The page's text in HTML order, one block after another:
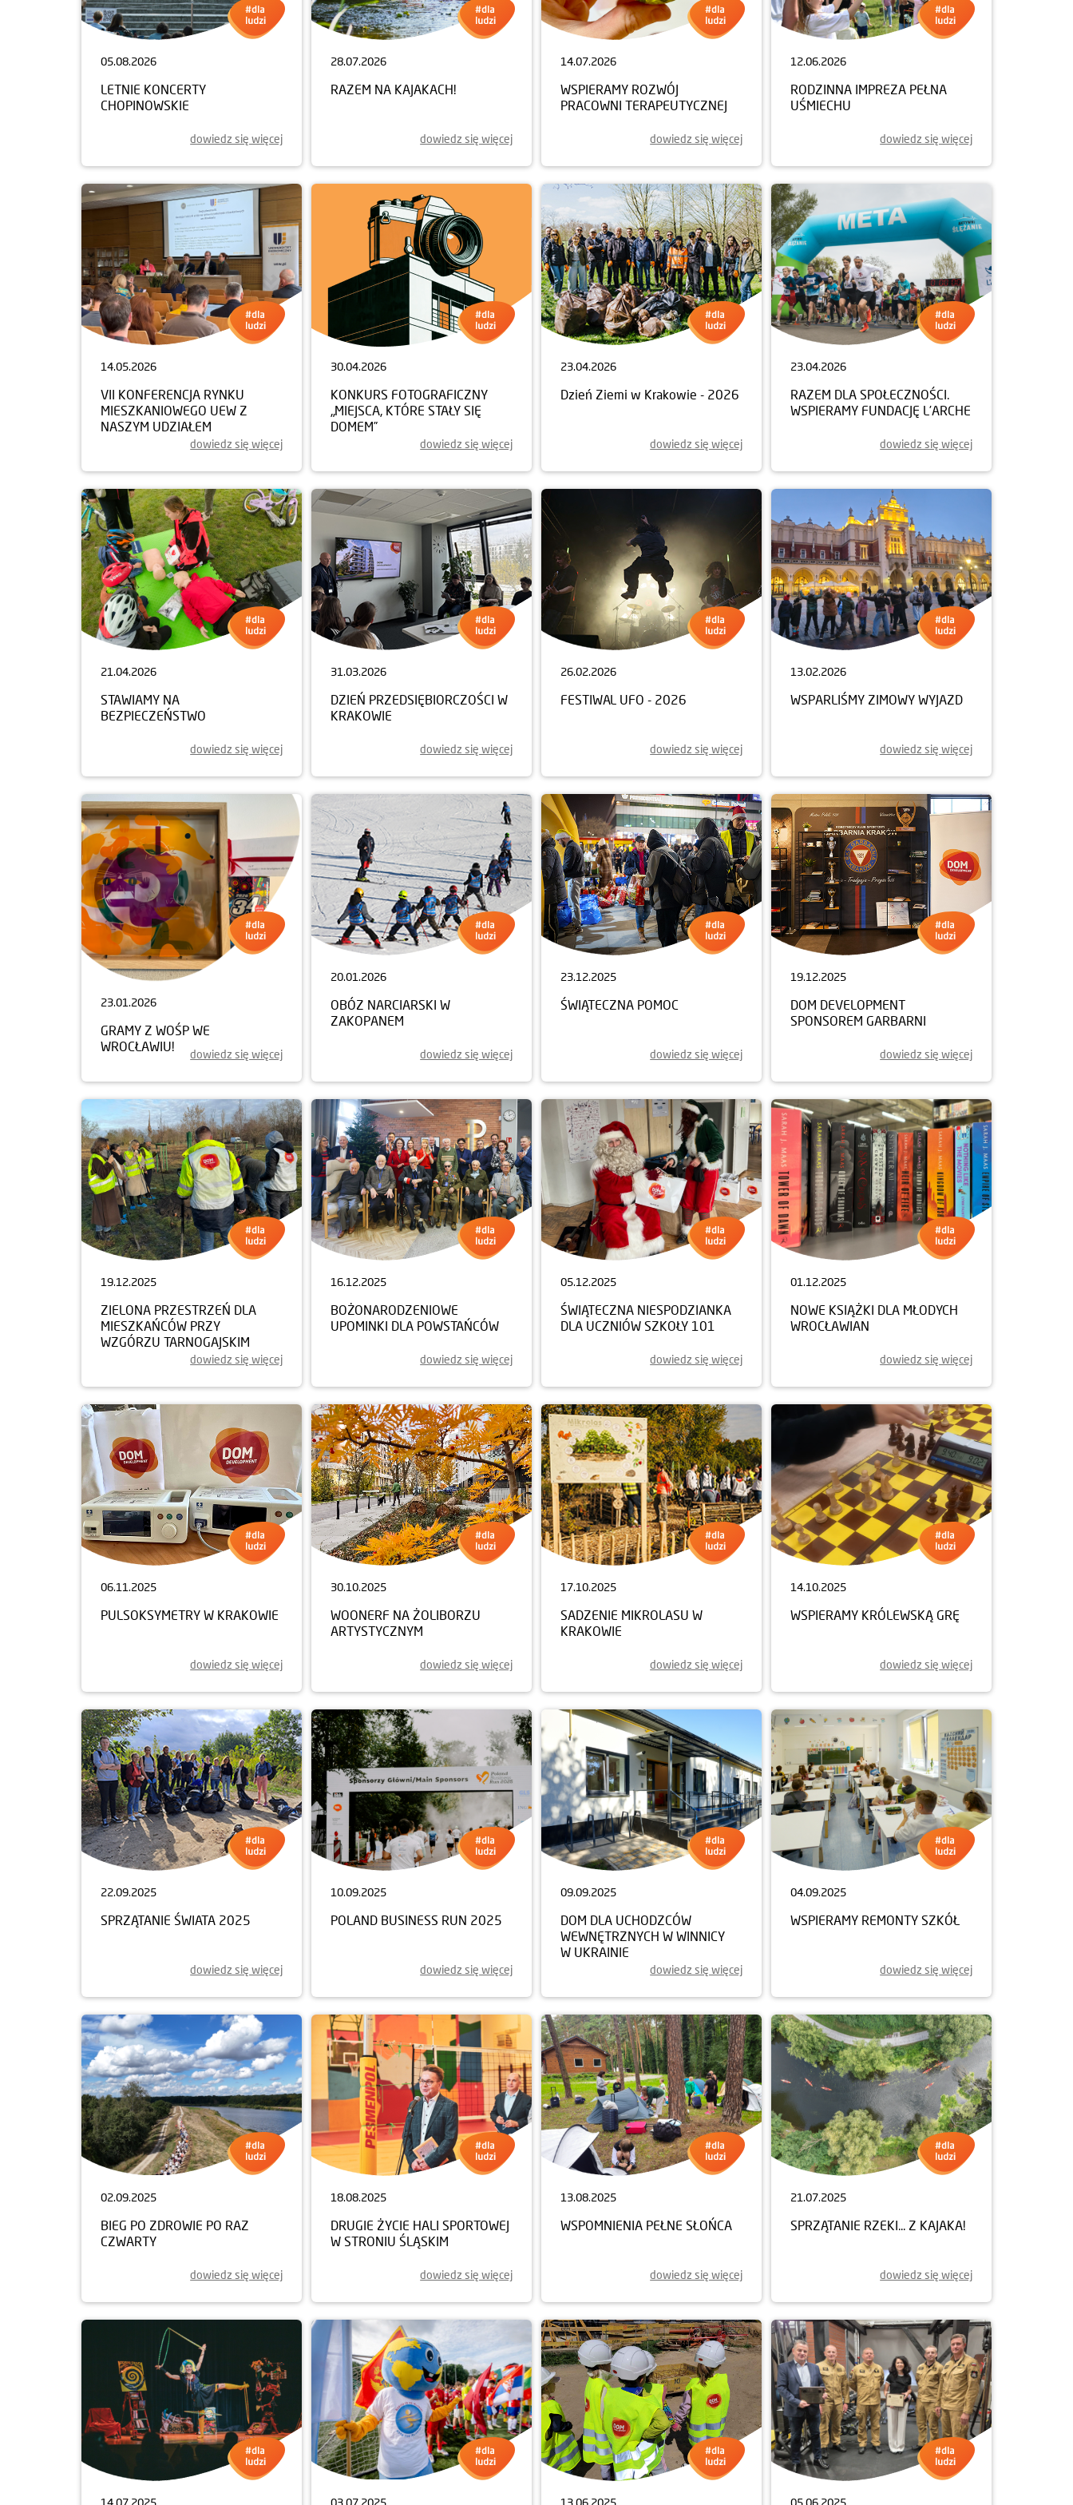
05.08.2026
LETNIE KONCERTY
CHOPINOWSKIE
dowiedz się więcej
28.07.2026
RAZEM NA KAJAKACH!
dowiedz się więcej
14.07.2026
WSPIERAMY ROZWÓJ
PRACOWNI TERAPEUTYCZNEJ
dowiedz się więcej
12.06.2026
RODZINNA IMPREZA PEŁNA
UŚMIECHU
dowiedz się więcej
14.05.2026
VII KONFERENCJA RYNKU
MIESZKANIOWEGO UEW Z
NASZYM UDZIAŁEM
dowiedz się więcej
30.04.2026
KONKURS FOTOGRAFICZNY
„MIEJSCA, KTÓRE STAŁY SIĘ
DOMEM”
dowiedz się więcej
23.04.2026
Dzień Ziemi w Krakowie - 2026
dowiedz się więcej
23.04.2026
RAZEM DLA SPOŁECZNOŚCI.
WSPIERAMY FUNDACJĘ L’ARCHE
dowiedz się więcej
21.04.2026
STAWIAMY NA
BEZPIECZEŃSTWO
dowiedz się więcej
31.03.2026
DZIEŃ PRZEDSIĘBIORCZOŚCI W
KRAKOWIE
dowiedz się więcej
26.02.2026
FESTIWAL UFO - 2026
dowiedz się więcej
13.02.2026
WSPARLIŚMY ZIMOWY WYJAZD
dowiedz się więcej
23.01.2026
GRAMY Z WOŚP WE
WROCŁAWIU!
dowiedz się więcej
20.01.2026
OBÓZ NARCIARSKI W
ZAKOPANEM
dowiedz się więcej
23.12.2025
ŚWIĄTECZNA POMOC
dowiedz się więcej
19.12.2025
DOM DEVELOPMENT
SPONSOREM GARBARNI
dowiedz się więcej
19.12.2025
ZIELONA PRZESTRZEŃ DLA
MIESZKAŃCÓW PRZY
WZGÓRZU TARNOGAJSKIM
dowiedz się więcej
16.12.2025
BOŻONARODZENIOWE
UPOMINKI DLA POWSTAŃCÓW
dowiedz się więcej
05.12.2025
ŚWIĄTECZNA NIESPODZIANKA
DLA UCZNIÓW SZKOŁY 101
dowiedz się więcej
01.12.2025
NOWE KSIĄŻKI DLA MŁODYCH
WROCŁAWIAN
dowiedz się więcej
06.11.2025
PULSOKSYMETRY W KRAKOWIE
dowiedz się więcej
30.10.2025
WOONERF NA ŻOLIBORZU
ARTYSTYCZNYM
dowiedz się więcej
17.10.2025
SADZENIE MIKROLASU W
KRAKOWIE
dowiedz się więcej
14.10.2025
WSPIERAMY KRÓLEWSKĄ GRĘ
dowiedz się więcej
22.09.2025
SPRZĄTANIE ŚWIATA 2025
dowiedz się więcej
10.09.2025
POLAND BUSINESS RUN 2025
dowiedz się więcej
09.09.2025
DOM DLA UCHODZCÓW
WEWNĘTRZNYCH W WINNICY
W UKRAINIE
dowiedz się więcej
04.09.2025
WSPIERAMY REMONTY SZKÓŁ
dowiedz się więcej
02.09.2025
BIEG PO ZDROWIE PO RAZ
CZWARTY
dowiedz się więcej
18.08.2025
DRUGIE ŻYCIE HALI SPORTOWEJ
W STRONIU ŚLĄSKIM
dowiedz się więcej
13.08.2025
WSPOMNIENIA PEŁNE SŁOŃCA
dowiedz się więcej
21.07.2025
SPRZĄTANIE RZEKI... Z KAJAKA!
dowiedz się więcej
14.07.2025 03.07.2025 13.06.2025 05.06.2025